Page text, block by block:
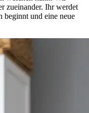
zueinander. Ihr werdet
beginnt und eine neue